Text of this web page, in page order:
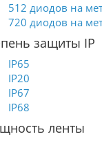
512 диодов на
720 диодов на
защиты IP
IP65
IP20
IP67
IP68
ленты